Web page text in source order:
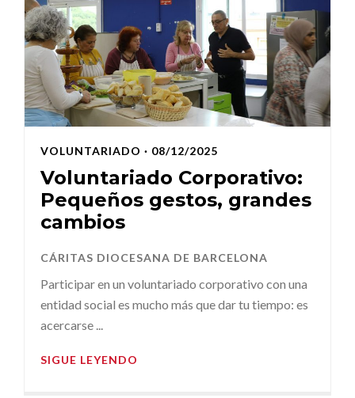
VOLUNTARIADO · 08/12/2025
Voluntariado Corporativo:
Pequeños gestos, grandes
cambios
CÁRITAS DIOCESANA DE BARCELONA
Participar en un voluntariado corporativo con una
entidad social es mucho más que dar tu tiempo: es
acercarse ...
SIGUE LEYENDO